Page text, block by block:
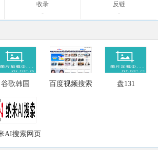
收录
-
反链
-
谷歌韩国 百度视频搜索 盘131
AI搜索网页